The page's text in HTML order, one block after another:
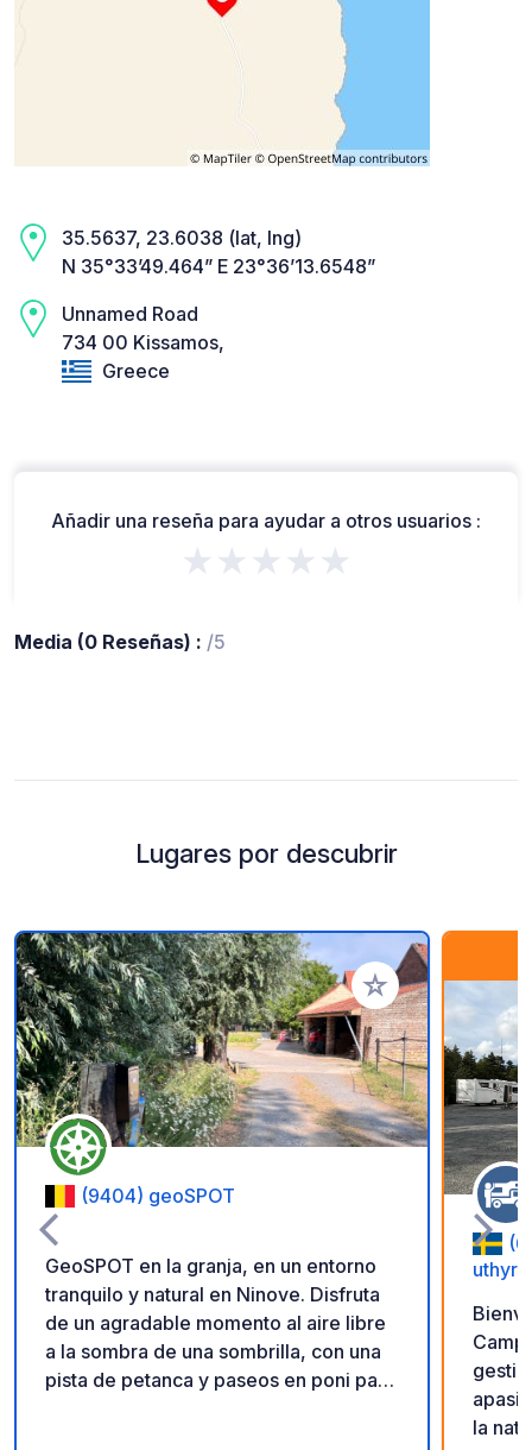
35.5637, 23.6038 (lat, lng)
N 35°33’49.464” E 23°36’13.6548”
Unnamed Road
734 00 Kissamos,
Greece
Añadir una reseña para ayudar a otros usuarios :
★★★★★
Media (0 Reseñas) : /5
Lugares por descubrir
Añadir a tus
(9404) geoSPOT
GeoSPOT en la granja, en un entorno
tranquilo y natural en Ninove. Disfruta
de un agradable momento al aire libre
a la sombra de una sombrilla, con una
pista de petanca y paseos en poni para
Camping.
la